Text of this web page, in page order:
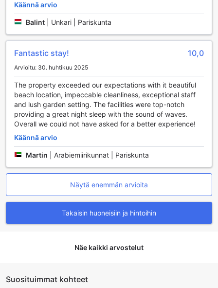
Lisäksi Kelapa Retreat tarjoaa asiakkailleen mahdollisuuden
vuokrata autoja ja hyödyntää hotellin omia pysäköintitiloja,
jotka ovat ilmaisia. Hotellilla on myös valet-parking -palvelu,
joka takaa, että autosi on aina turvallisesti parkkeerattu.
Jos haluat tutustua Baliin syvällisemmin, voit hyödyntää
hotellin tarjoamia retkipalveluja, jotka auttavat sinua
Kelapa Retreat ja Spa Hotelin Huonepalvelut
Kelapa Retreat ja Spa Hotel Bali tarjoaa vierailleen
ensiluokkaiset huonepalvelut, jotka tekevät oleskelusta
takaa miellyttävän lämpötilan trooppisessa ympäristössä.
Mukavuuksia täydentävät pehmeät kylpytakit ja
hiustenkuivaaja, jotka tekevät valmistautumisesta päivään
vaivatonta. Huoneissa on myös televisio satelliitti- ja
rentouttavassa ympäristössä. Minibaari ja jääkaappi
taas kahvin ja teen valmistamiseen tarkoitetut välineet
tekevät aamiaisesta erityisen.
puutarhaan. Voit nauttia aamukahvisi tai iltapäiväteesi
liinavaatteilla ja pyyhkeillä, jotka tekevät oleskelustasi
Käännä arvio
Balint Unkari | Pariskunta
Fantastic stay! 10,0
Arvioitu: 30. huhtikuu 2025
The property exceeded our expectations with it beautiful
beach location, impeccable cleanliness, exceptional staff
and lush garden setting. The facilities were top-notch
providing a great night sleep with the sound of waves.
Overall we could not have asked for a better experience!
Käännä arvio
Martin Arabiemiirikunnat | Pariskunta
Näytä enemmän arvioita
Takaisin huoneisiin ja hintoihin
Näe kaikki arvostelut
Suosituimmat kohteet